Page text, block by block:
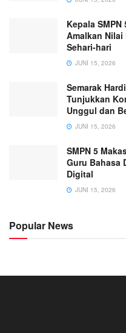
Kepala
Amalkan
Sehari-hari
JUNI 15, 2026
Semarak
Tunjukkan
Unggul dan
JUNI 15, 2026
SMPN 5
Guru Bahasa
Digital
JUNI 15, 2026
Popular News